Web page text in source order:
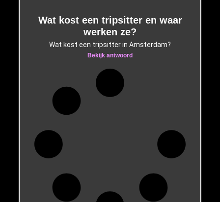
Wat kost een tripsitter en waar
werken ze?
Wat kost een tripsitter in Amsterdam?
Bekijk antwoord